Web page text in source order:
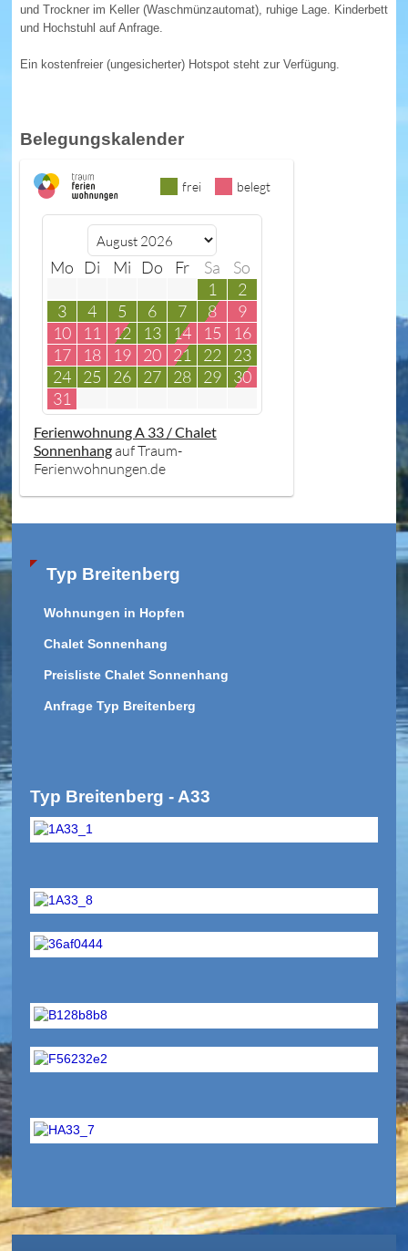
Wohnungen in Pfronten (Übersicht)
und Trockner im Keller (Waschmünzautomat), ruhige Lage. Kinderbett
und Hochstuhl auf Anfrage.
Ein kostenfreier (ungesicherter) Hotspot steht zur Verfügung.
Belegungskalender
frei belegt
Mo Di Mi Do Fr Sa
So
1
2
3
4 5 6 7 8
9
10
11 12 13 14 15
16
17
18 19 20 21 22
23
24
25 26 27 28 29
30
31
Ferienwohnung A 33 / Chalet
Sonnenhangauf Traum-
Ferienwohnungen.de
Typ Breitenberg
Wohnungen in Hopfen
Chalet Sonnenhang
Preisliste Chalet Sonnenhang
Anfrage Typ Breitenberg
Typ Breitenberg - A33